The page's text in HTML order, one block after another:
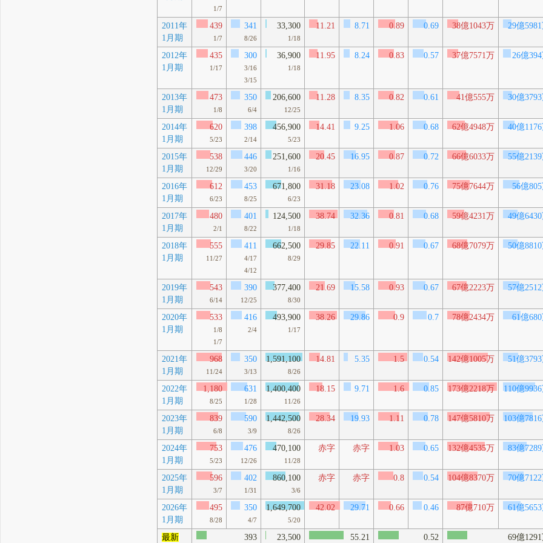
1/7
2011年
1月期
439
1/7
341
8/26
33,300
1/18
11.21 8.71 0.89 0.69 38億1043万 29億
2012年
1月期
435
1/17
300
3/16
3/15
36,900
1/18
11.95 8.24 0.83 0.57 37億7571万 26億
2013年
1月期
473
1/8
350
6/4
206,600
12/25
11.28 8.35 0.82 0.61 41億555万 30億
2014年
1月期
620
5/23
398
2/14
456,900
5/23
14.41 9.25 1.06 0.68 62億4948万 40億
2015年
1月期
538
12/29
446
3/20
251,600
1/16
20.45 16.95 0.87 0.72 66億6033万 55億
2016年
1月期
612
6/23
453
8/25
671,800
6/23
31.18 23.08 1.02 0.76 75億7644万 56億
2017年
1月期
480
2/1
401
8/22
124,500
1/18
38.74 32.36 0.81 0.68 59億4231万 49億
2018年
1月期
555
11/27
411
4/17
4/12
662,500
8/29
29.85 22.11 0.91 0.67 68億7079万 50億
2019年
1月期
543
6/14
390
12/25
377,400
8/30
21.69 15.58 0.93 0.67 67億2223万 57億
2020年
1月期
533
1/8
1/7
416
2/4
493,900
1/17
38.26 29.86 0.9 0.7 78億2434万 61億
2021年
1月期
968
11/24
350
3/13
1,591,100
8/26
14.81 5.35 1.5 0.54 142億1005万 51億
2022年
1月期
1,180
8/25
631
1/28
1,400,400
11/26
18.15 9.71 1.6 0.85 173億2218万 110億
2023年
1月期
839
6/8
590
3/9
1,442,500
8/26
28.34 19.93 1.11 0.78 147億5810万 103億
2024年
1月期
753
5/23
476
12/26
470,100
11/28
赤字 赤字 1.03 0.65 132億4535万 83億
2025年
1月期
596
3/7
402
1/31
860,100
3/6
赤字 赤字 0.8 0.54 104億8370万 70億
2026年
1月期
495
8/28
350
4/7
1,649,700
5/20
42.02 29.71 0.66 0.46 87億710万 61億
最新 393 23,500 55.21 0.52 69億